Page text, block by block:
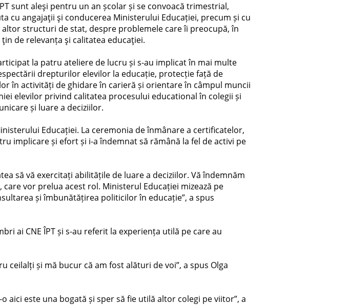
sunt aleşi pentru un an școlar și se convoacă trimestrial,
cu angajaţii şi conducerea Ministerului Educației, precum și cu
structuri de stat, despre problemele care îi preocupă, în
ţin de relevanța şi calitatea educaţiei.
la patru ateliere de lucru și s-au implicat în mai multe
drepturilor elevilor la educație, protecție față de
în activități de ghidare în carieră și orientare în câmpul muncii
elevilor privind calitatea procesului educational în colegii și
și luare a deciziilor.
Educației. La ceremonia de înmânare a certificatelor,
implicare și efort și i-a îndemnat să rămână la fel de activi pe
să vă exercitați abilitățile de luare a deciziilor. Vă îndemnăm
vor prelua acest rol. Ministerul Educației mizează pe
și îmbunătățirea politicilor în educație”, a spus
ai CNE ÎPT și s-au referit la experiența utilă pe care au
și mă bucur că am fost alături de voi”, a spus Olga
aici este una bogată și sper să fie utilă altor colegi pe viitor”, a